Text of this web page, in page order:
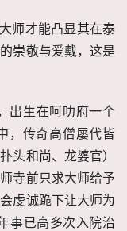
师才能凸显其在泰
崇敬与爱戴，这是
出生在呵叻府一个
，传奇高僧屡代皆
头和尚、龙婆官）
寺前只求大师给予
虔诚跪下让大师为
事已高多次入院治